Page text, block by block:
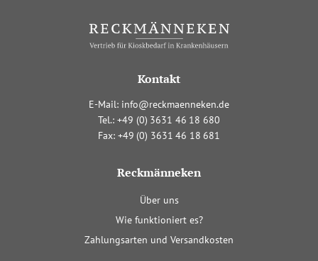
Kontakt
E-Mail: info@reckmaenneken.de
Tel.:+49 (0) 3631 46 18 680
Fax: +49 (0) 3631 46 18 681
Reckmänneken
überspringen
Über uns
Wie funktioniert es?
Zahlungsarten und Versandkosten